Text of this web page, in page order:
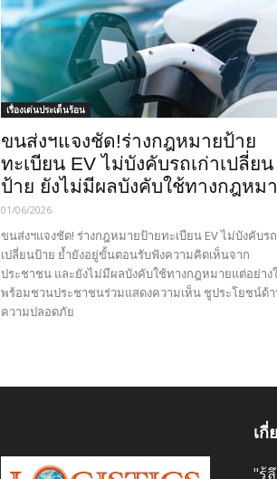
เรื่องเด่นประเด็นร้อน
ขนส่งฯแจงชัด!ร่างกฎหมายป้าย
ทะเบียน EV ไม่บังคับรถเก่าเปลี่ยน
ป้าย ยังไม่มีผลบังคับใช้ทางกฎหม
01/06/2026
ขนส่งฯแจงชัด! ร่างกฎหมายป้ายทะเบียน EV ไม่บังคับรถ
เปลี่ยนป้าย ย้ำยังอยู่ขั้นตอนรับฟังความคิดเห็นจาก
ประชาชน และยังไม่มีผลบังคับใช้ทางกฎหมายแต่อย่าง
พร้อมชวนประชาชนร่วมแสดงความเห็น ชูประโยชน์ด้
ความปลอดภัย
เกี่
"รู้